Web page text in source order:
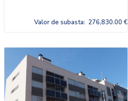
Valor de subasta: 276,830.00 €